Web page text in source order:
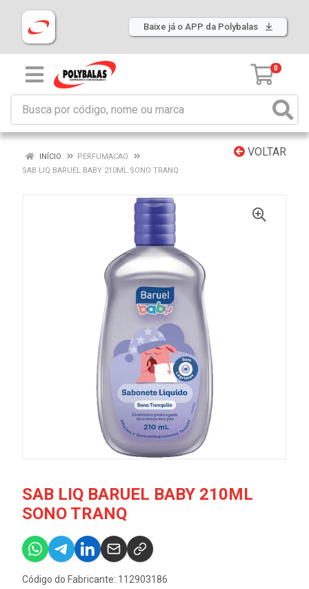
Baixe já o APP da Polybalas
0
VOLTAR
INÍCIO
PERFUMACAO
SAB LIQ BARUEL BABY 210ML SONO TRANQ
SAB LIQ BARUEL BABY 210ML
SONO TRANQ
Código do Fabricante: 112903186